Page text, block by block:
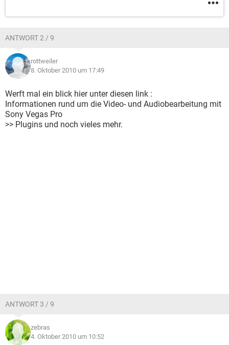
ANTWORT 2 / 9
rottweiler
8. Oktober 2010 um 17:49
Werft mal ein blick hier unter diesen link :
Informationen rund um die Video- und Audiobearbeitung mit
Sony Vegas Pro
>> Plugins und noch vieles mehr.
ANTWORT 3 / 9
zebras
4. Oktober 2010 um 10:52